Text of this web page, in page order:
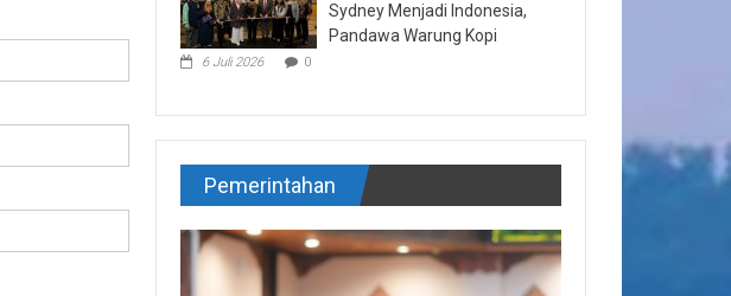
Sydney Menjadi Indonesia,
Pandawa Warung Kopi
6 Juli 2026 0
Pemerintahan